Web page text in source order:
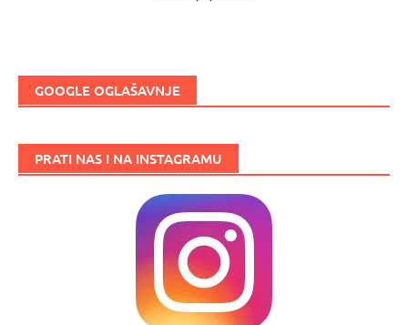
GOOGLE OGLAŠAVNJE
PRATI NAS I NA INSTAGRAMU